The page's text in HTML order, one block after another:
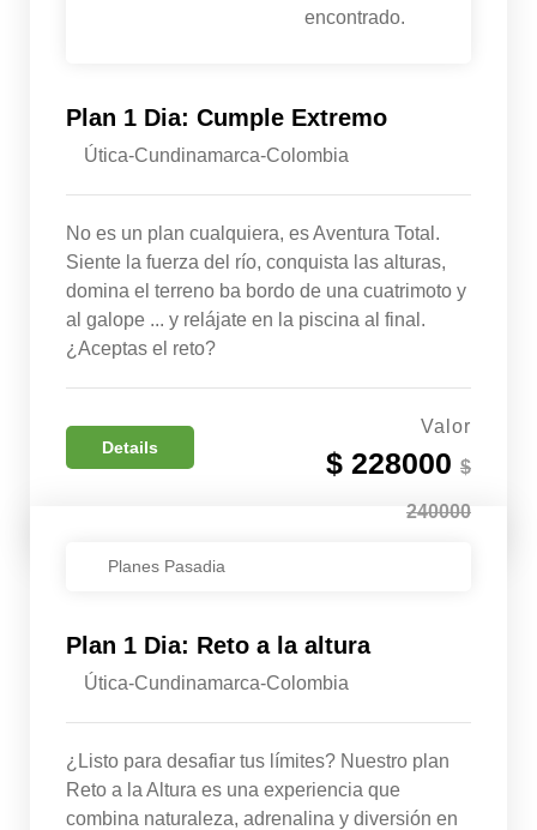
encontrado.
Plan 1 Dia: Cumple Extremo
Útica-Cundinamarca-Colombia
No es un plan cualquiera, es Aventura Total.
Siente la fuerza del río, conquista las alturas,
domina el terreno ba bordo de una cuatrimoto y
al galope ... y relájate en la piscina al final.
¿Aceptas el reto?
Details
Valor
$ 228000 $
240000
Planes Pasadia
Plan 1 Dia: Reto a la altura
Útica-Cundinamarca-Colombia
¿Listo para desafiar tus límites? Nuestro plan
Reto a la Altura es una experiencia que
combina naturaleza, adrenalina y diversión en